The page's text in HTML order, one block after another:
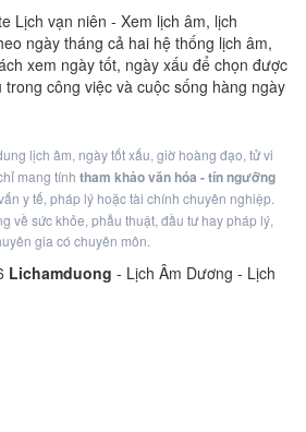
Lịch vạn niên - Xem lịch âm, lịch
ngày tháng cả hai hệ thống lịch âm,
xem ngày tốt, ngày xấu để chọn được
công việc và cuộc sống hàng ngày
lịch âm, ngày tốt xấu, giờ hoàng đạo, tử vi
mang tính tham khảo văn hóa - tín ngưỡng
y tế, pháp lý hoặc tài chính chuyên nghiệp.
về sức khỏe, phẫu thuật, đầu tư hay pháp lý,
gia có chuyên môn.
Lichamduong - Lịch Âm Dương - Lịch